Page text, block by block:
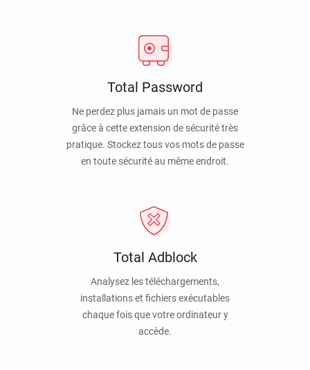
Total Password
Ne perdez plus jamais un mot de passe
grâce à cette extension de sécurité très
pratique. Stockez tous vos mots de passe
en toute sécurité au même endroit.
Total Adblock
Analysez les téléchargements,
installations et fichiers exécutables
chaque fois que votre ordinateur y
accède.